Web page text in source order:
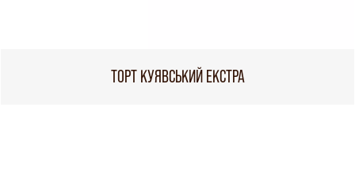
ТОРТ КУЯВСЬКИЙ ЕКСТРА